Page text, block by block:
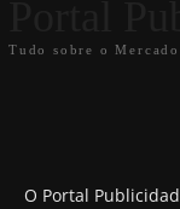
Tudo sobre o
O Portal